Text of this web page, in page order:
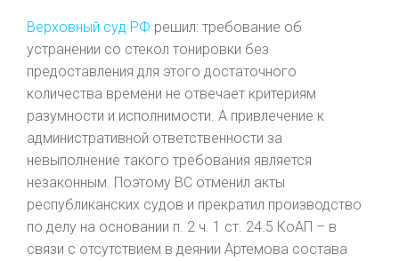
Верховный суд РФ решил: требование об
устранении со стекол тонировки без
предоставления для этого достаточного
количества времени не отвечает критериям
разумности и исполнимости. А привлечение к
административной ответственности за
невыполнение такого требования является
незаконным. Поэтому ВС отменил акты
республиканских судов и прекратил производство
по делу на основании п. 2 ч. 1 ст. 24.5 КоАП – в
связи с отсутствием в деянии Артемова состава